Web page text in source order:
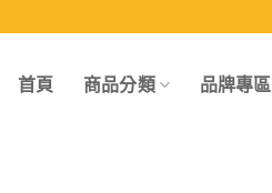
首頁 商品分類 品牌專區